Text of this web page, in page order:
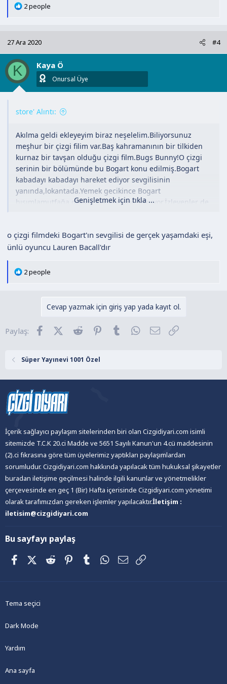
T
i
l
e
r
2 people
27 Ara 2020 #4
K Kaya Ö
Onursal Üye
store' Alıntı:
Akılma geldi ekleyeyim biraz neşelelim.Biliyorsunuz
meşhur bir çizgi filim var.Baş kahramanının bir tilkiden
kurnaz bir tavşan olduğu çizgi film.Bugs Bunny!O çizgi
serinin bir bölümünde bu Bogart konu edilmiş.Bogart
kabadayı kabadayı hareket ediyor sevgilisinin
yanında,lokantada.Yemek gecikince Bogart
hışımlamutfağa dalıyor.Elini cebine sokuyor.İzleyenler de
başlıyor ağlamaya.Niye yemek gecikti sevgilimin yanında
mahçup oluyorum diye?Çizgi film aleminin en komik
Genişletmek için tıkla ...
o çizgi filmdeki Bogart'ın sevgilisi de gerçek yaşamdaki eşi,
ünlü oyuncu Lauren Bacall'dır
T
e
2 people
Cevap yazmak için giriş yap yada kayıt ol.
Paylaş: FacebookX (Twitter)
Reddit Pinterest
Tumblr WhatsApp
E-posta
Süper Yayınevi 1001 Özel
İçerik sağlayıcı paylaşım sitelerinden biri olan Cizgidiyari.com isimli
sitemizde T.C.K 20.ci Madde ve 5651 Sayılı Kanun'un 4.cü maddesinin
(2).ci fıkrasına göre tüm üyelerimiz yaptıkları paylaşımlardan
sorumludur. Cizgidiyari.com hakkında yapılacak tüm hukuksal şikayetler
buradan iletişime geçilmesi halinde ilgili kanunlar ve yönetmelikler
çerçevesinde en geç 1 (Bir) Hafta içerisinde Cizgidiyari.com yönetimi
olarak tarafımızdan gereken işlemler yapılacaktır.İletişim :
iletisim@cizgidiyari.com
Bu sayfayı paylaş
FacebookX (Twitter)
Reddit PinterestTumblrWhatsApp
E-posta
Tema seçici
Dark Mode
Yardım
Ana sayfa